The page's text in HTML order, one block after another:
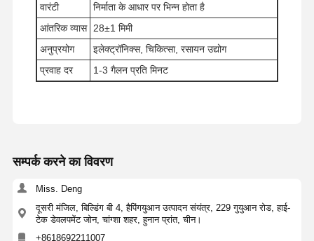
घर उत्पादों वीडियो
मामले
एक उद्धरण का
वारंटी
निर्माता के आधार पर भिन्न होता है
आंतरिक व्यास
28±1 मिमी
अनुप्रयोग
इलेक्ट्रॉनिक्स, चिकित्सा, रसायन उद्योग
प्रवाह दर
1-3 गैलन प्रति मिनट
सम्पर्क करने का विवरण
Miss. Deng
दूसरी मंजिल, बिल्डिंग बी 4, हैपिंगयुआन उत्पादन संयंत्र, 229 गुयुआन रोड, हाई-
टेक डेवलपमेंट जोन, चांग्शा शहर, हुनान प्रांत, चीन।
+8618692211007